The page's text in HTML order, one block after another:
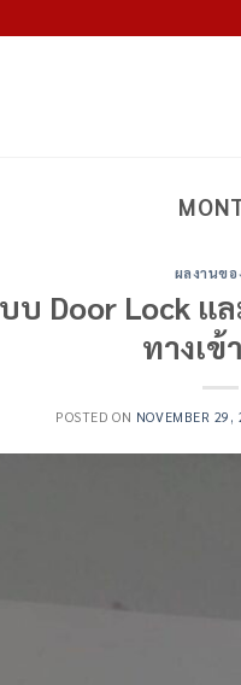
ผลงานขอ
บ Door Lock
ทางเข้
POSTED ON NOVEMBER 29,